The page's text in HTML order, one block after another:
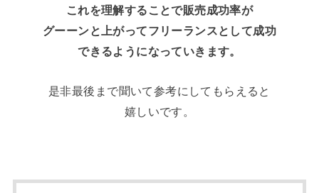
これを理解することで販売成功率が
グーーンと上がってフリーランスとして成功
できるようになっていきます。
是非最後まで聞いて参考にしてもらえると
嬉しいです。